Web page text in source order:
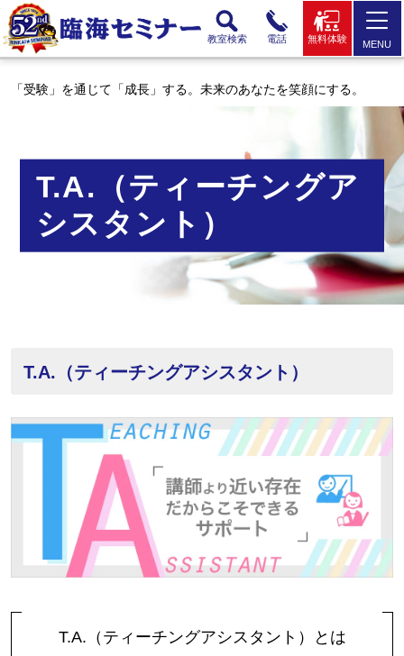
教室検索 電話 無料体験 MENU
「受験」を通じて「成長」する。未来のあなたを笑顔にする。
T.A.（ティーチングア
シスタント）
T.A.（ティーチングアシスタント）
T.A.（ティーチングアシスタント）とは